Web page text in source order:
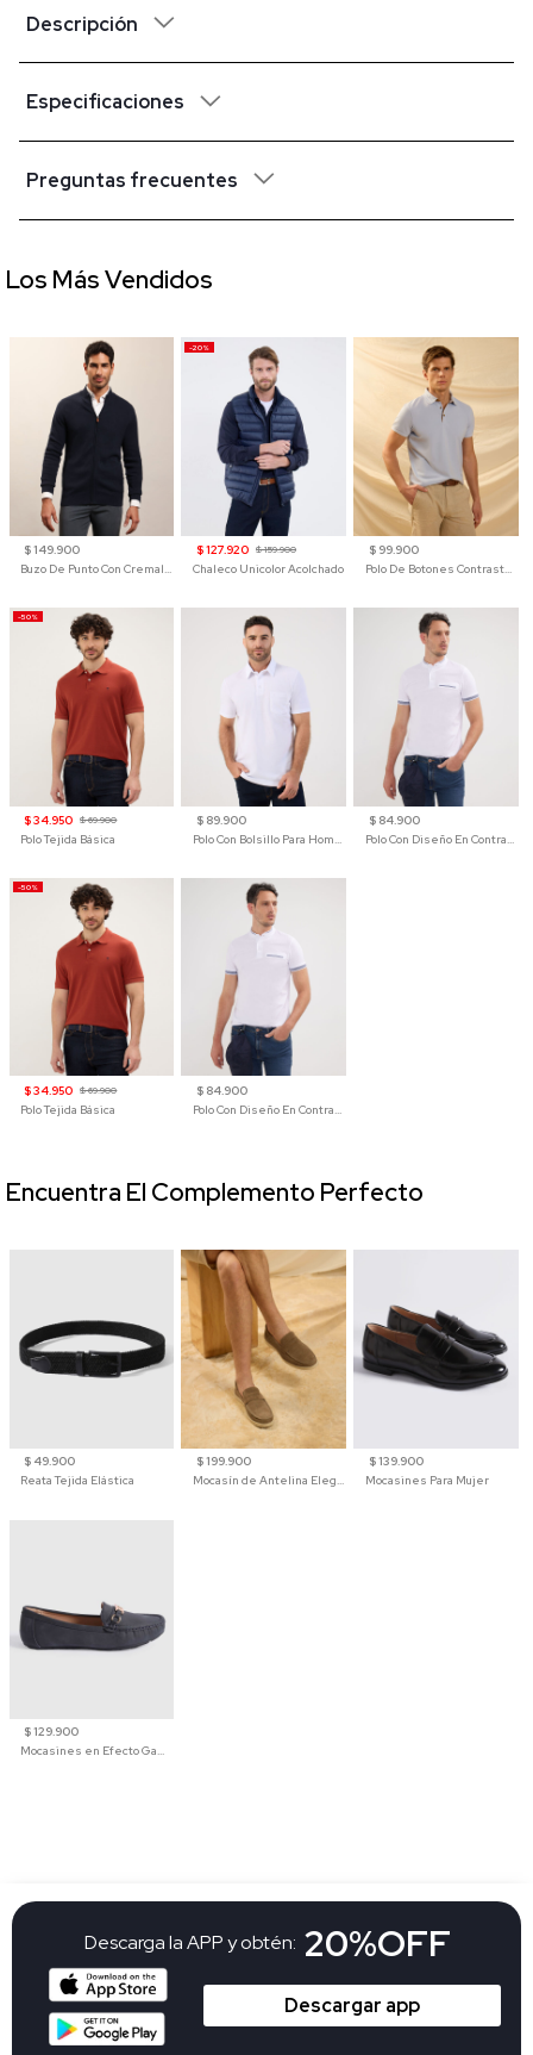
Descripción
Especificaciones
Preguntas frecuentes
$ 149.900
Buzo De Punto Con Cremallera Para Hombre
-20%
$ 127.920 $ 159.900
Chaleco Unicolor Acolchado
$ 99.900
Polo De Botones Contraste Para Hombre
-50%
$ 34.950 $ 69.900
Polo Tejida Básica
$ 89.900
Polo Con Bolsillo Para Hombre
$ 84.900
Polo Con Diseño En Contraste
-50%
$ 34.950 $ 69.900
Polo Tejida Básica
$ 84.900
Polo Con Diseño En Contraste
Los Más Vendidos
$ 49.900
Reata Tejida Elástica
$ 199.900
Mocasín de Antelina Elegante con Suela de Contraste Para Hombre
$ 139.900
Mocasines Para Mujer
$ 129.900
Mocasines en Efecto Gamuzado Para Mujer
Encuentra El Complemento Perfecto
Descarga la APP y obtén: 20%OFF
Descargar app